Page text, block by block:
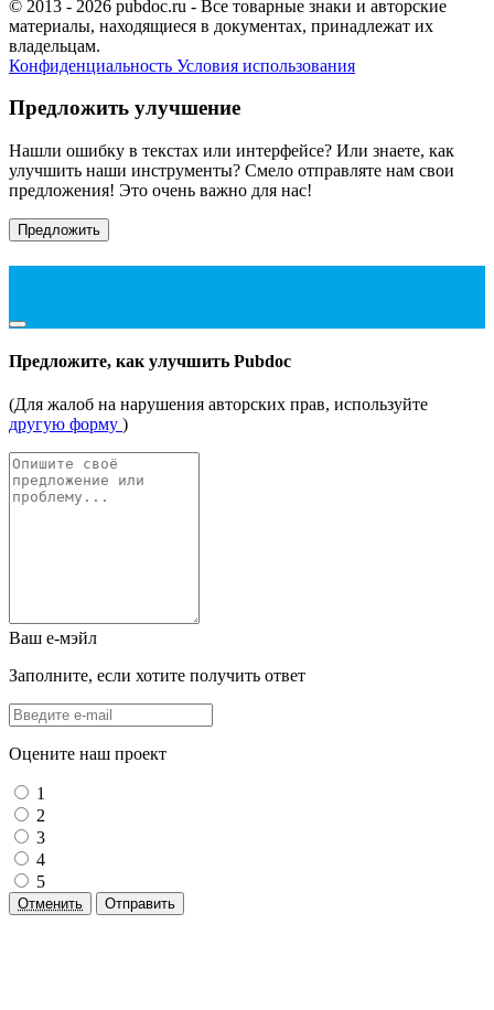
© 2013 - 2026 pubdoc.ru - Все товарные знаки и авторские
материалы, находящиеся в документах, принадлежат их
владельцам.
Конфиденциальность Условия использования
Предложить улучшение
Нашли ошибку в текстах или интерфейсе? Или знаете, как
улучшить наши инструменты? Смело отправляте нам свои
предложения! Это очень важно для нас!
Предложить
Предложите, как улучшить Pubdoc
(Для жалоб на нарушения авторских прав, используйте
другую форму )
Ваш е-мэйл
Заполните, если хотите получить ответ
Оцените наш проект
1
2
3
4
5
Отменить Отправить